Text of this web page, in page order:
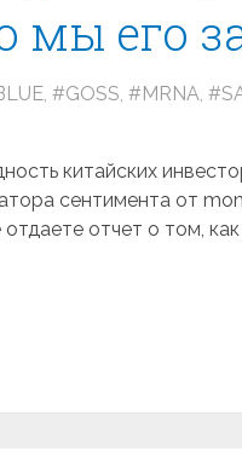
мы его
, #GOSS, #MRNA,
китайских
сентимента от
отчет о том,